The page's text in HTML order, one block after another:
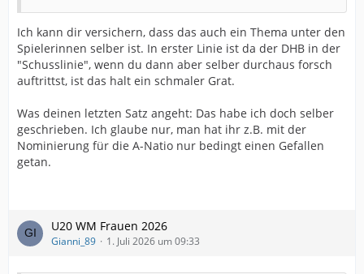
Ich kann dir versichern, dass das auch ein Thema unter den
Spielerinnen selber ist. In erster Linie ist da der DHB in der
"Schusslinie", wenn du dann aber selber durchaus forsch
auftrittst, ist das halt ein schmaler Grat.
Was deinen letzten Satz angeht: Das habe ich doch selber
geschrieben. Ich glaube nur, man hat ihr z.B. mit der
Nominierung für die A-Natio nur bedingt einen Gefallen
getan.
U20 WM Frauen 2026
Gianni_89 1. Juli 2026 um 09:33